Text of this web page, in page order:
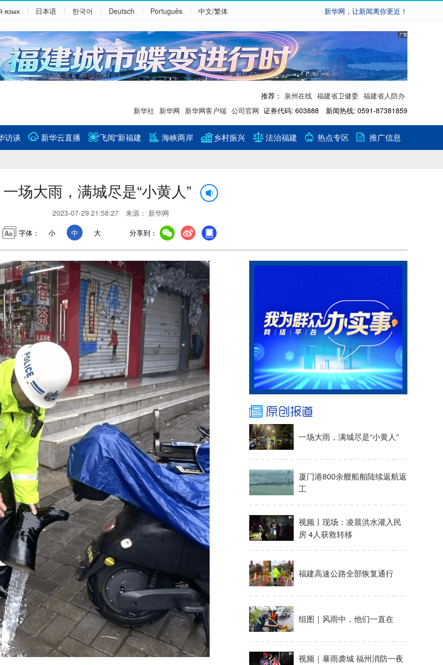
язык 日本语 한국어 Deutsch Português 中文/繁体 新华网，让新闻离你更近！
推荐： 泉州在线 福建省卫健委 福建省人防办
新华社 新华网 新华网客户端 公司官网 证券代码: 603888 新闻热线: 0591-87381859
访谈 新华云直播 “飞阅”新福建 海峡两岸 乡村振兴 法治福建 热点专区 推广信息
一场大雨，满城尽是“小黄人”
2023-07-29 21:58:27 来源： 新华网
字体：
小 中 大 分享到：
一场大雨，满城尽是“小黄人”
厦门港800余艘船舶陆续返航返
工
视频丨现场：凌晨洪水灌入民
房 4人获救转移
福建高速公路全部恢复通行
组图｜风雨中，他们一直在
视频｜暴雨袭城 福州消防一夜